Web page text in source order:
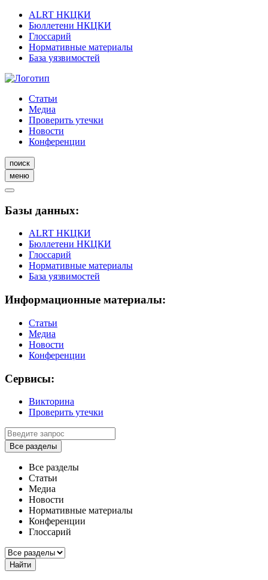
ALRT НКЦКИ
Бюллетени НКЦКИ
Глоссарий
Нормативные материалы
База уязвимостей
Статьи
Медиа
Проверить утечки
Новости
Конференции
поиск
меню
Базы данных:
ALRT НКЦКИ
Бюллетени НКЦКИ
Глоссарий
Нормативные материалы
База уязвимостей
Информационные материалы:
Статьи
Медиа
Новости
Конференции
Сервисы:
Викторина
Проверить утечки
Все разделы
Все разделы
Статьи
Медиа
Новости
Нормативные материалы
Конференции
Глоссарий
Найти